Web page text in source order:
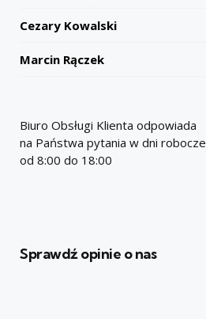
Cezary Kowalski
Marcin Rączek
Biuro Obsługi Klienta odpowiada
na Państwa pytania w dni robocze
od 8:00 do 18:00
Sprawdź opinie o nas